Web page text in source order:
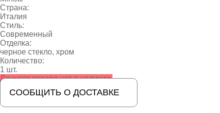
Страна:
Италия
Стиль:
Современный
Отделка:
черное стекло, хром
Количество:
1 шт.
Данного товара нет в наличии.
СООБЩИТЬ О ДОСТАВКЕ